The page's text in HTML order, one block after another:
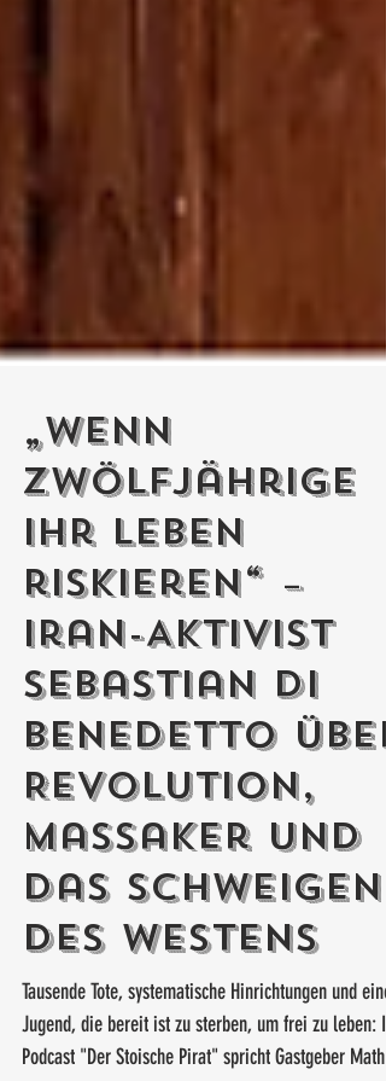
„Wenn
Zwölfjährige
ihr Leben
riskieren“ –
Iran-Aktivist
Sebastian Di
Benedetto über
Revolution,
Massaker und
das Schweigen
des Westens
Tausende Tote, systematische Hinrichtungen und eine